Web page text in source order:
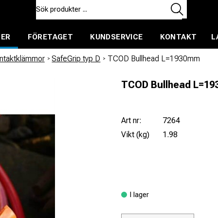
FÖRETAGET KUNDSERVICE KONTAKT
/ SafeGrip typ D / TCOD Bullhead L=1930mm
TCOD Bullhead
Art nr:
7264
Vikt (kg)
1.98
I lager